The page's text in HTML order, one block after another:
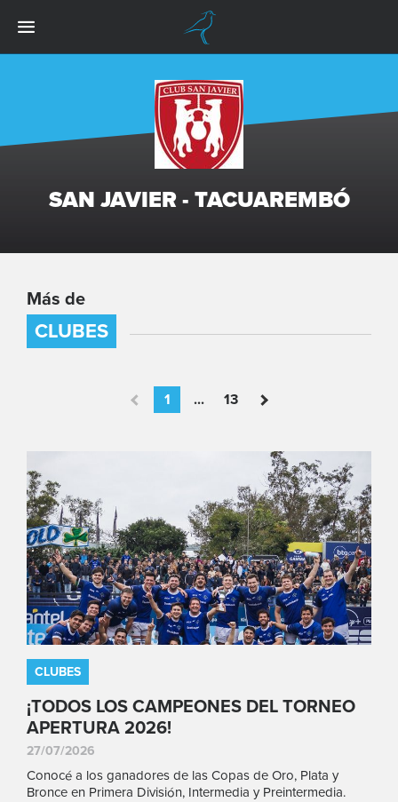
SAN JAVIER - TACUAREMBÓ
Más de
CLUBES
1 ... 13
CLUBES
¡TODOS LOS CAMPEONES DEL TORNEO
APERTURA 2026!
27/07/2026
Conocé a los ganadores de las Copas de Oro, Plata y
Bronce en Primera División, Intermedia y Preintermedia.